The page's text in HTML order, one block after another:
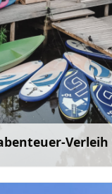
Verleih